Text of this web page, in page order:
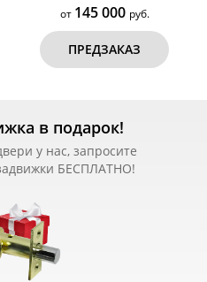
от 145 000 руб.
ПРЕДЗАКАЗ
в подарок!
у нас, запросите
БЕСПЛАТНО!